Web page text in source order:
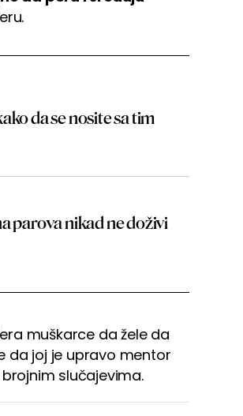
da se nosite sa tim
parova nikad ne doživi
muškarce da žele da
da joj je upravo mentor
slučajevima.